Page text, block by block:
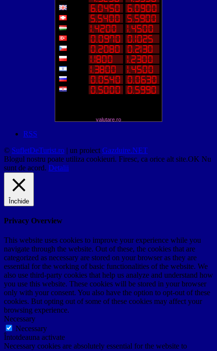
valutare.ro
RSS
© SufletDeTurist.ro | un proiect Gazduire.NET
Blogul nostru poate utiliza cookieuri. Firesc, ca orice alt site.OK Nu
sunt de acord. Detalii
Închide
Privacy Overview
This website uses cookies to improve your experience while you
navigate through the website. Out of these, the cookies that are
categorized as necessary are stored on your browser as they are
essential for the working of basic functionalities of the website. We
also use third-party cookies that help us analyze and understand how
you use this website. These cookies will be stored in your browser
only with your consent. You also have the option to opt-out of these
cookies. But opting out of some of these cookies may affect your
browsing experience.
Necessary
Necessary
Întotdeauna activate
Necessary cookies are absolutely essential for the website to